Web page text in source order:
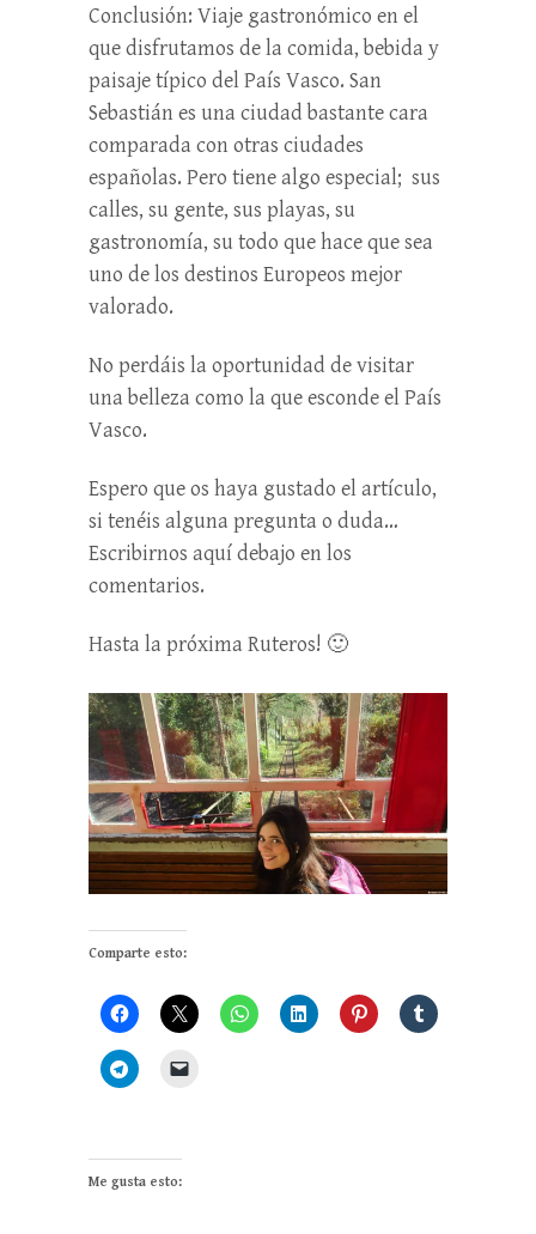
Conclusión: Viaje gastronómico en el
que disfrutamos de la comida, bebida y
paisaje típico del País Vasco. San
Sebastián es una ciudad bastante cara
comparada con otras ciudades
españolas. Pero tiene algo especial; sus
calles, su gente, sus playas, su
gastronomía, su todo que hace que sea
uno de los destinos Europeos mejor
valorado.
No perdáis la oportunidad de visitar
una belleza como la que esconde el País
Vasco.
Espero que os haya gustado el artículo,
si tenéis alguna pregunta o duda…
Escribirnos aquí debajo en los
comentarios.
Hasta la próxima Ruteros! 🙂
Comparte esto:
Me gusta esto: